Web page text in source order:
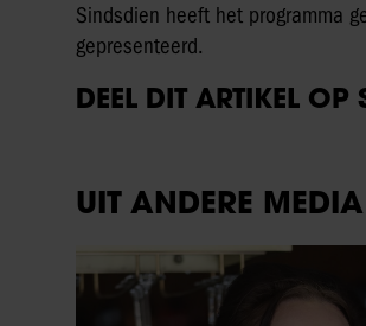
Sindsdien heeft het programma
gepresenteerd.
DEEL DIT ARTIKEL
UIT ANDERE MEDIA